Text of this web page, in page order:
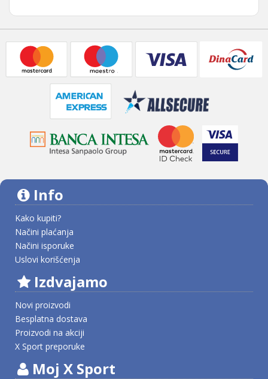
Info
Kako kupiti?
Načini plaćanja
Načini isporuke
Uslovi korišćenja
Izdvajamo
Novi proizvodi
Besplatna dostava
Proizvodi na akciji
X Sport preporuke
Moj X Sport